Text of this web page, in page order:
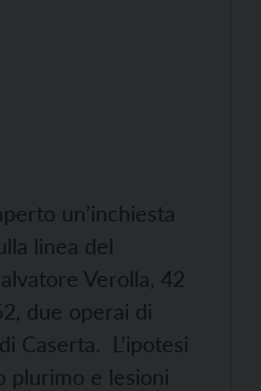
un’inchiesta
linea del
Verolla, 42
due operai di
Caserta. L’ipotesi
plurimo e lesioni